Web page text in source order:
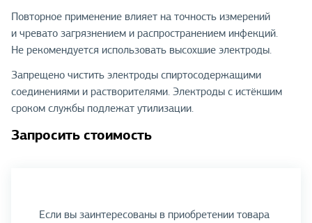
Повторное применение влияет на точность измерений
и чревато загрязнением и распространением инфекций.
Не рекомендуется использовать высохшие электроды.
Запрещено чистить электроды спиртосодержащими
соединениями и растворителями. Электроды с истёкшим
сроком службы подлежат утилизации.
Запросить стоимость
Если вы заинтересованы в приобретении товара